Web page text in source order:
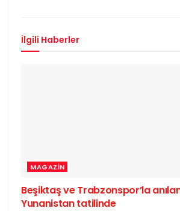
İlgili Haberler
MAGAZIN
Beşiktaş ve Trabzonspor’la
Yunanistan tatilinde